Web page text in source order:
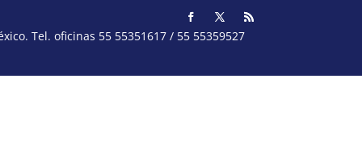
Tel. oficinas 55 55351617 / 55 55359527